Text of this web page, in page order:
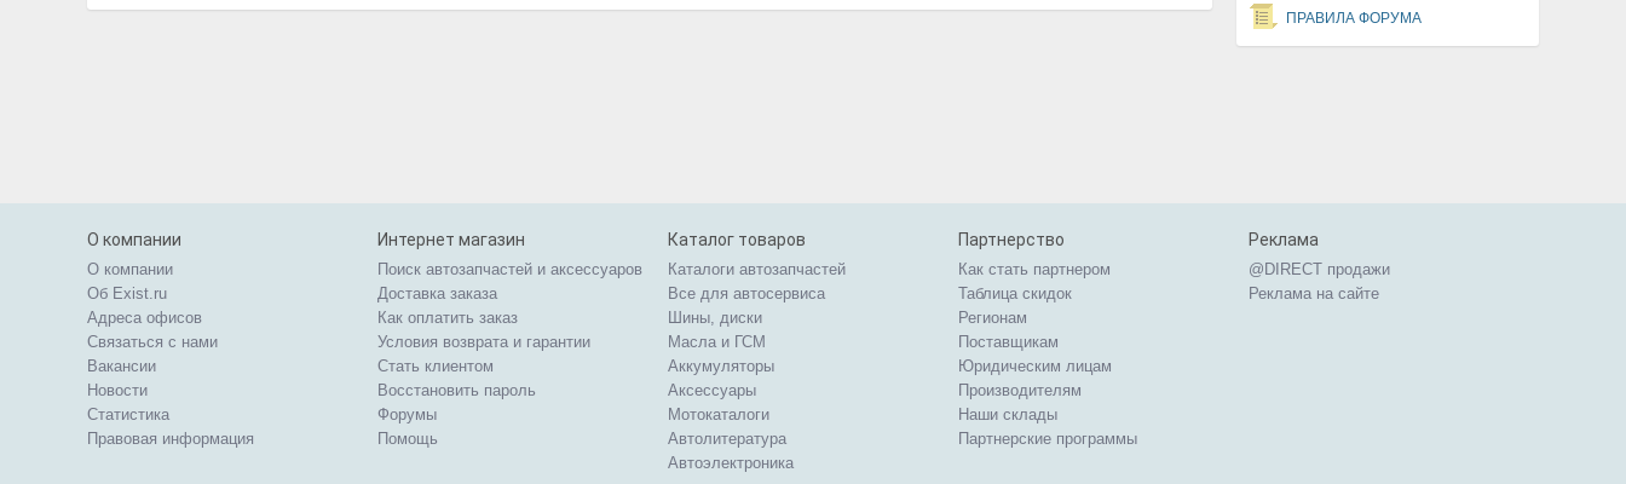
ПРАВИЛА ФОРУМА
О компании
О компании
Об Exist.ru
Адреса офисов
Связаться с нами
Вакансии
Новости
Статистика
Правовая информация
Интернет магазин
Поиск автозапчастей и аксессуаров
Доставка заказа
Как оплатить заказ
Условия возврата и гарантии
Стать клиентом
Восстановить пароль
Форумы
Помощь
Каталог товаров
Каталоги автозапчастей
Все для автосервиса
Шины, диски
Масла и ГСМ
Аккумуляторы
Аксессуары
Мотокаталоги
Автолитература
Автоэлектроника
Партнерство
Как стать партнером
Таблица скидок
Регионам
Поставщикам
Юридическим лицам
Производителям
Наши склады
Партнерские программы
Реклама
@DIRECT продажи
Реклама на сайте